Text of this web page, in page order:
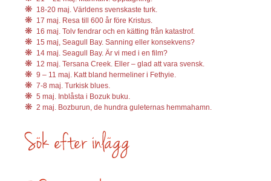
18-20 maj. Världens svenskaste turk.
17 maj. Resa till 600 år före Kristus.
16 maj. Tolv fendrar och en kätting från katastrof.
15 maj, Seagull Bay. Sanning eller konsekvens?
14 maj. Seagull Bay. Är vi med i en film?
12 maj. Tersana Creek. Eller – glad att vara svensk.
9 – 11 maj. Katt bland hermeliner i Fethyie.
7-8 maj. Turkisk blues.
5 maj. Inblåsta i Bozuk buku.
2 maj. Bozburun, de hundra guleternas hemmahamn.